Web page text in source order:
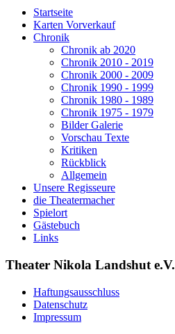
Startseite
Karten Vorverkauf
Chronik
Chronik ab 2020
Chronik 2010 - 2019
Chronik 2000 - 2009
Chronik 1990 - 1999
Chronik 1980 - 1989
Chronik 1975 - 1979
Bilder Galerie
Vorschau Texte
Kritiken
Rückblick
Allgemein
Unsere Regisseure
die Theatermacher
Spielort
Gästebuch
Links
Theater Nikola Landshut e.V.
Haftungsausschluss
Datenschutz
Impressum